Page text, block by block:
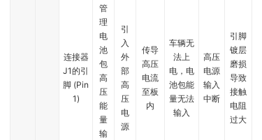
连接器
J1的引
脚 (Pin
1)
管
理
电
池
包
高
压
能
量
输
引
入
外
部
高
压
电
源
传导
高压
电流
至板
内
车辆无
法上
电，电
池包能
量无法
输入
高压
电源
输入
中断
引脚
镀层
磨损
导致
接触
电阻
过大